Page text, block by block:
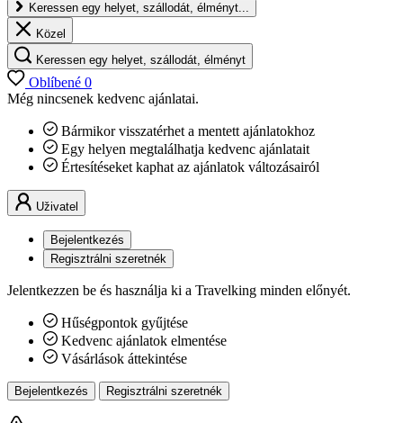
Keressen egy helyet, szállodát, élményt...
Közel
Keressen egy helyet, szállodát, élményt
Oblíbené 0
Még nincsenek kedvenc ajánlatai.
Bármikor visszatérhet a mentett ajánlatokhoz
Egy helyen megtalálhatja kedvenc ajánlatait
Értesítéseket kaphat az ajánlatok változásairól
Uživatel
Bejelentkezés
Regisztrálni szeretnék
Jelentkezzen be és használja ki a Travelking minden előnyét.
Hűségpontok gyűjtése
Kedvenc ajánlatok elmentése
Vásárlások áttekintése
Bejelentkezés Regisztrálni szeretnék